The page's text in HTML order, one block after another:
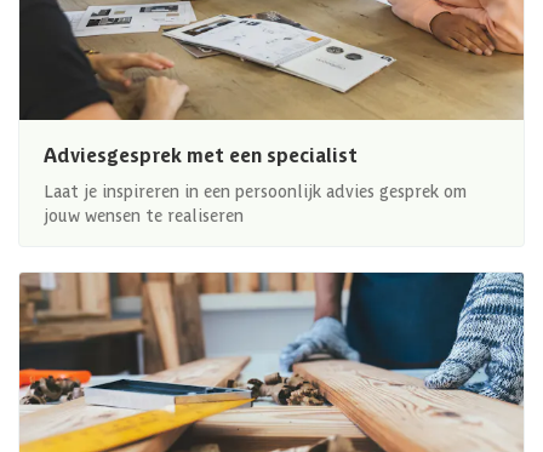
Adviesgesprek met een specialist
Laat je inspireren in een persoonlijk advies gesprek om
jouw wensen te realiseren